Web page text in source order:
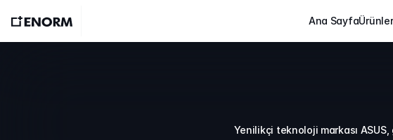
Ana SayfaÜrünler
Yenilikçi teknoloji markası ASUS,